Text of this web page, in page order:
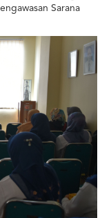
Sarana
UTD PMI
Ega Febrina, Apt
Produksi Produk
S.Si., M.Si. (Kepala
dan Sarana
Selasa
di tanda tangani
Badan
15-17 November
dan buah manis
DKI Jakarta.